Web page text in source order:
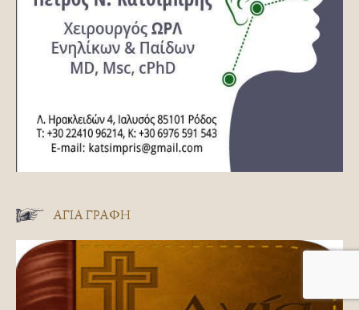
ΑΓΊΑ ΓΡΑΦΉ